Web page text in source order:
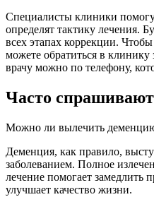
Специалисты клиники
определят тактику лечения.
всех этапах коррекции.
можете обратиться в клинику
врачу можно по телефону,
Часто спрашивают
Можно ли вылечить
Деменция, как правило,
заболеванием. Полное
лечение помогает замедлить
улучшает качество жизни.